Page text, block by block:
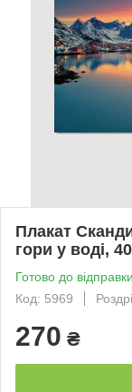
Плакат
гори у воді,
Готово до відправки
Код: 5969
270 ₴